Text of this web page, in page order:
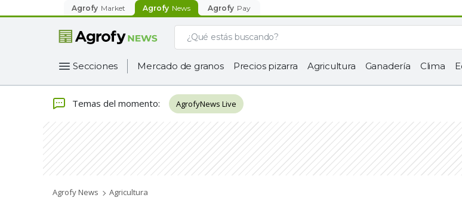
Agrofy Market Agrofy News Agrofy Pay
Secciones Mercado de granos Precios pizarra Agricultura Ganadería Clima
Temas del momento: AgrofyNews Live
Agrofy News Agricultura